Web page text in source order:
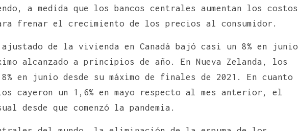
a medida que los bancos centrales aumentan los costos
frenar el crecimiento de los precios al consumidor.
de la vivienda en Canadá bajó casi un 8% en junio
alcanzado a principios de año. En Nueva Zelanda, los
en junio desde su máximo de finales de 2021. En cuanto
cayeron un 1,6% en mayo respecto al mes anterior, el
desde que comenzó la pandemia.